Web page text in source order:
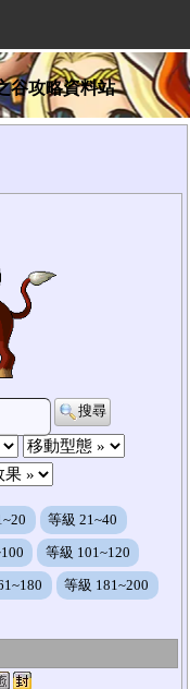
谷攻略資料站
搜尋
等級 21~40
等級 101~120
等級 181~200